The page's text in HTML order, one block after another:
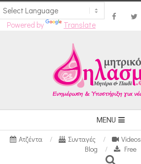
Powered by Translate
Navigation
Menu
MENU
Ατζέντα Συνταγές Videos
Blog
Free
Search